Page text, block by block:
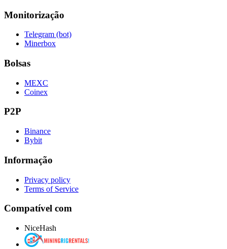
Monitorização
Telegram (bot)
Minerbox
Bolsas
MEXC
Coinex
P2P
Binance
Bybit
Informação
Privacy policy
Terms of Service
Compatível com
NiceHash